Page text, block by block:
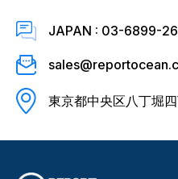
JAPAN : 03-6899-
東京都中央区八丁堀